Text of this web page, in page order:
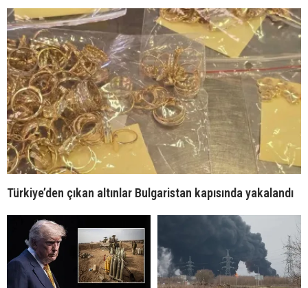
Türkiye’den çıkan altınlar Bulgaristan kapısında yakalandı